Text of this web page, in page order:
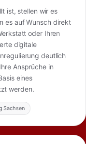
ist, stellen wir es
es auf Wunsch direkt
oder Ihren
digitale
deutlich
Ansprüche in
eines
werden.
Sachsen